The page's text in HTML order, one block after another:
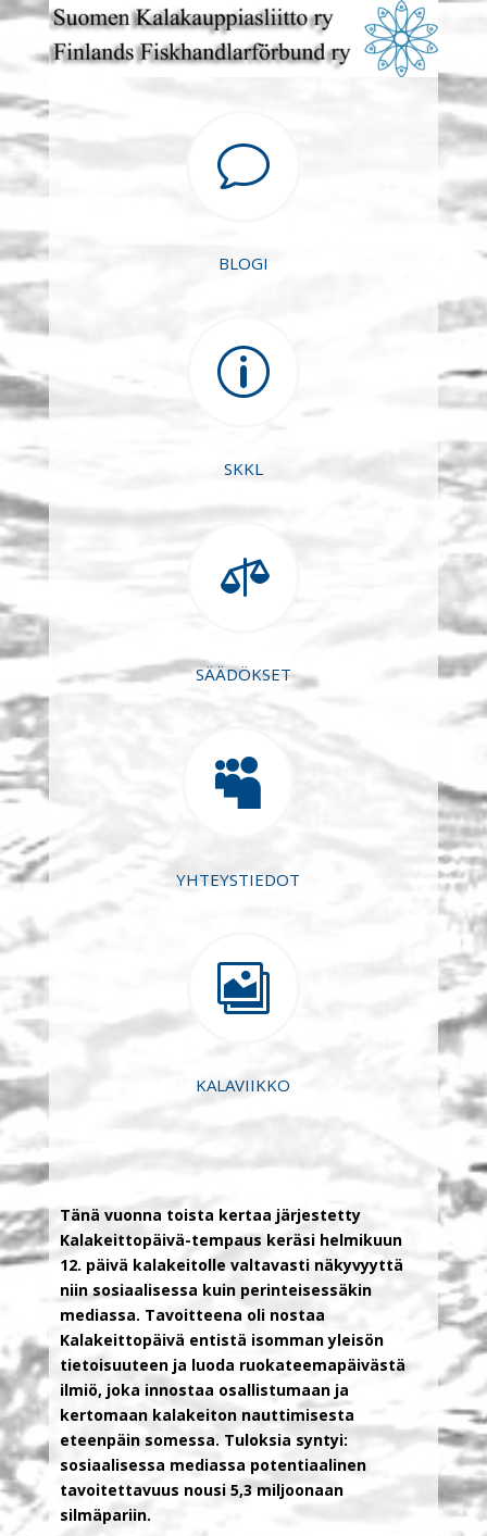
v
BLOGI
p
SKKL

SÄÄDÖKSET

YHTEYSTIEDOT

KALAVIIKKO
Tänä vuonna toista kertaa järjestetty
Kalakeittopäivä-tempaus keräsi helmikuun
12. päivä kalakeitolle valtavasti näkyvyyttä
niin sosiaalisessa kuin perinteisessäkin
mediassa. Tavoitteena oli nostaa
Kalakeittopäivä entistä isomman yleisön
tietoisuuteen ja luoda ruokateemapäivästä
ilmiö, joka innostaa osallistumaan ja
kertomaan kalakeiton nauttimisesta
eteenpäin somessa. Tuloksia syntyi:
sosiaalisessa mediassa potentiaalinen
tavoitettavuus nousi 5,3 miljoonaan
silmäpariin.